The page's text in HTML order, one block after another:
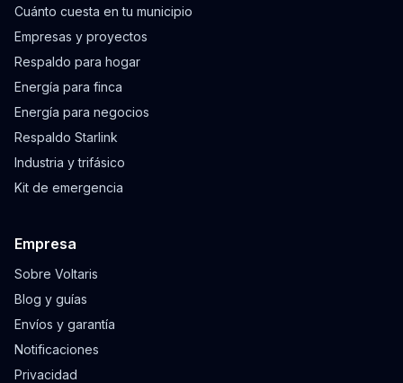
Cuánto cuesta en tu municipio
Empresas y proyectos
Respaldo para hogar
Energía para finca
Energía para negocios
Respaldo Starlink
Industria y trifásico
Kit de emergencia
Empresa
Sobre Voltaris
Blog y guías
Envíos y garantía
Notificaciones
Privacidad